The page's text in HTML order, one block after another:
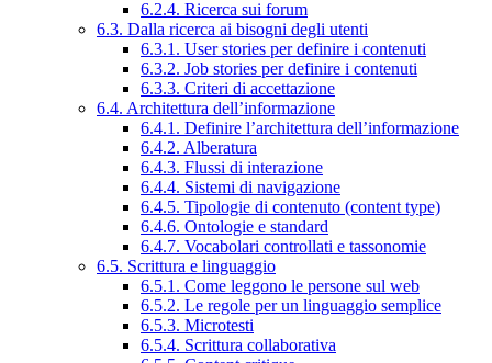
6.2.4. Ricerca sui forum
6.3. Dalla ricerca ai bisogni degli utenti
6.3.1. User stories per definire i contenuti
6.3.2. Job stories per definire i contenuti
6.3.3. Criteri di accettazione
6.4. Architettura dell’informazione
6.4.1. Definire l’architettura dell’informazione
6.4.2. Alberatura
6.4.3. Flussi di interazione
6.4.4. Sistemi di navigazione
6.4.5. Tipologie di contenuto (content type)
6.4.6. Ontologie e standard
6.4.7. Vocabolari controllati e tassonomie
6.5. Scrittura e linguaggio
6.5.1. Come leggono le persone sul web
6.5.2. Le regole per un linguaggio semplice
6.5.3. Microtesti
6.5.4. Scrittura collaborativa